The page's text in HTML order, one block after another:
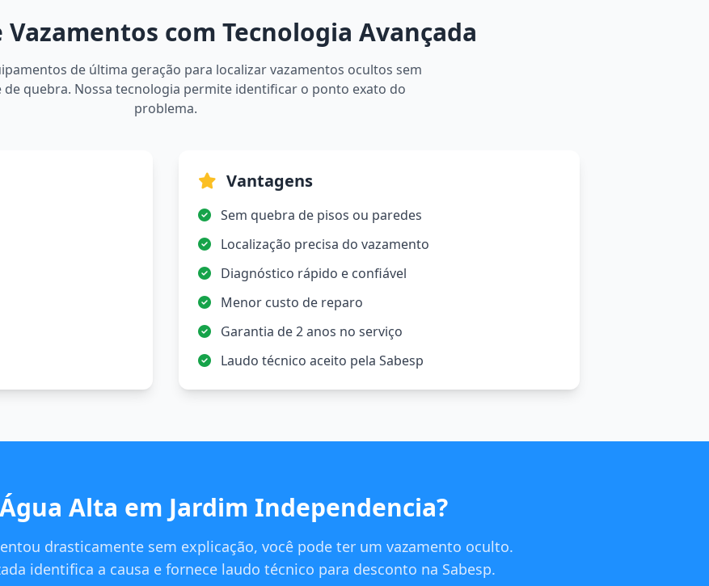
Vazamentos com Tecnologia Avançada
de última geração para localizar vazamentos ocultos sem
de quebra. Nossa tecnologia permite identificar o ponto exato do
problema.
Vantagens
Sem quebra de pisos ou paredes
Localização precisa do vazamento
Diagnóstico rápido e confiável
Menor custo de reparo
Garantia de 2 anos no serviço
Laudo técnico aceito pela Sabesp
Alta em Jardim Independencia?
drasticamente sem explicação, você pode ter um vazamento oculto.
identifica a causa e fornece laudo técnico para desconto na Sabesp.